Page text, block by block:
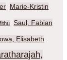
Marie-Kristin
Saul, Fabian
Elisabeth